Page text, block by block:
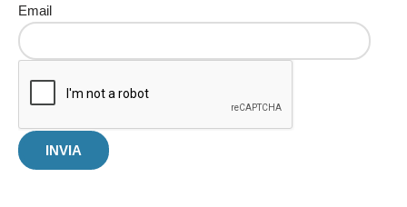
Email
INVIA